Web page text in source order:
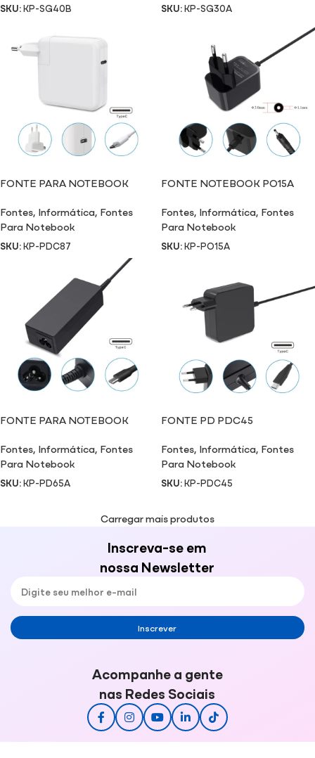
SKU:KP-SG40B SKU:KP-SG30A
FONTE PARA NOTEBOOK
Fontes, Informática, Fontes
Para Notebook
SKU:KP-PDC87
FONTE NOTEBOOK PO15A
Fontes, Informática, Fontes
Para Notebook
SKU:KP-PO15A
FONTE PARA NOTEBOOK
Fontes, Informática, Fontes
Para Notebook
SKU:KP-PD65A
FONTE PD PDC45
Fontes, Informática, Fontes
Para Notebook
SKU:KP-PDC45
Carregar mais produtos
Inscreva-se em
nossa Newsletter
Inscrever
Acompanhe a gente
nas Redes Sociais